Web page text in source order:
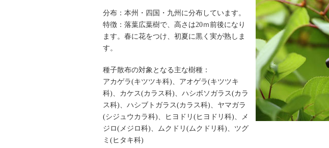
分布：本州・四国・九州に分布しています。
特徴：落葉広葉樹で、高さは20ｍ前後になり
ます。春に花をつけ、初夏に黒く実が熟しま
す。
種子散布の対象となる主な樹種：
アカゲラ(キツツキ科)、アオゲラ(キツツキ
科)、カケス(カラス科)、ハシボソガラス(カラ
ス科)、ハシブトガラス(カラス科)、ヤマガラ
(シジュウカラ科)、ヒヨドリ(ヒヨドリ科)、メ
ジロ(メジロ科)、ムクドリ(ムクドリ科)、ツグ
ミ(ヒタキ科)